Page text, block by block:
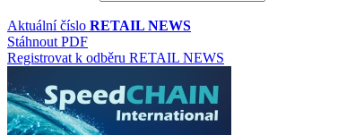
Aktuální číslo RETAIL NEWS
Stáhnout PDF
Registrovat k odběru RETAIL NEWS